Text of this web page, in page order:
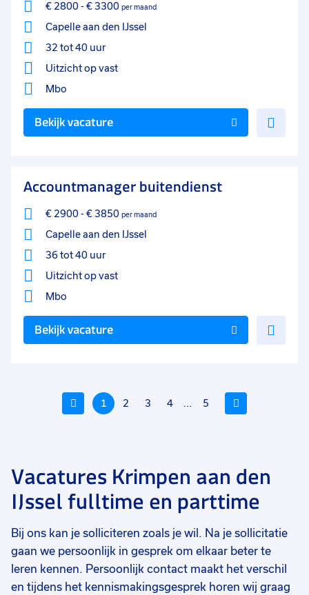
€ 2800- € 3300 per maand
Capelle aan den IJssel
32 tot 40 uur
Uitzicht op vast
Mbo
Bekijk vacature
Accountmanager buitendienst
€ 2900- € 3850 per maand
Capelle aan den IJssel
36 tot 40 uur
Uitzicht op vast
Mbo
Bekijk vacature
Vorige
1 2 3 4 ... 5
Voeg
toe
aan
Voeg
toe
favorieten
Verzorgende IG (EVV)
revalidatie
16 tot 36 uur
Verpleegkundige thuiszorg
16 tot 36 uur
Vacatures Krimpen aan den
IJssel fulltime en parttime
Bij ons kan je solliciteren zoals je wil. Na je sollicitatie
gaan we persoonlijk in gesprek om elkaar beter te
leren kennen. Persoonlijk contact maakt het verschil
en tijdens het kennismakingsgesprek horen wij graag